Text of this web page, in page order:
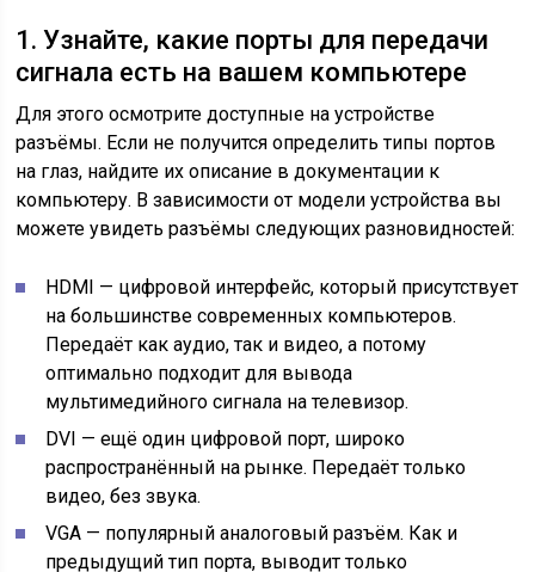
1. Узнайте, какие порты для передачи
сигнала есть на вашем компьютере
Для этого осмотрите доступные на устройстве
разъёмы. Если не получится определить типы портов
на глаз, найдите их описание в документации к
компьютеру. В зависимости от модели устройства вы
можете увидеть разъёмы следующих разновидностей:
HDMI — цифровой интерфейс, который присутствует
на большинстве современных компьютеров.
Передаёт как аудио, так и видео, а потому
оптимально подходит для вывода
мультимедийного сигнала на телевизор.
DVI — ещё один цифровой порт, широко
распространённый на рынке. Передаёт только
видео, без звука.
VGA — популярный аналоговый разъём. Как и
предыдущий тип порта, выводит только